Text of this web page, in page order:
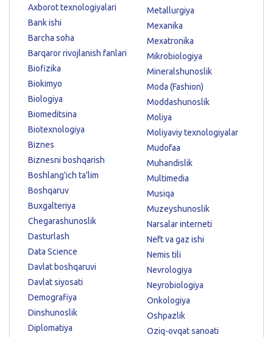
Axborot texnologiyalari
Bank ishi
Barcha soha
Barqaror rivojlanish fanlari
Biofizika
Biokimyo
Biologiya
Biomeditsina
Biotexnologiya
Biznes
Biznesni boshqarish
Boshlang'ich ta'lim
Boshqaruv
Buxgalteriya
Chegarashunoslik
Dasturlash
Data Science
Davlat boshqaruvi
Davlat siyosati
Demografiya
Dinshunoslik
Diplomatiya
Metallurgiya
Mexanika
Mexatronika
Mikrobiologiya
Mineralshunoslik
Moda (Fashion)
Moddashunoslik
Moliya
Moliyaviy texnologiyalar
Mudofaa
Muhandislik
Multimedia
Musiqa
Muzeyshunoslik
Narsalar interneti
Neft va gaz ishi
Nemis tili
Nevrologiya
Neyrobiologiya
Onkologiya
Oshpazlik
Oziq-ovqat sanoati